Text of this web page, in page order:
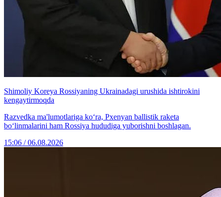
Shimoliy Koreya Rossiyaning Ukrainadagi urushida ishtirokini
kengaytirmoqda
Razvedka ma'lumotlariga ko‘ra, Pxenyan ballistik raketa
bo‘linmalarini ham Rossiya hududiga yuborishni boshlagan.
15:06 / 06.08.2026